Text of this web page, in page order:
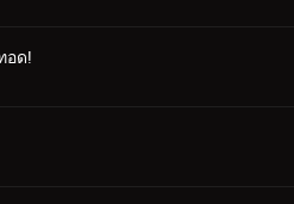
อด!